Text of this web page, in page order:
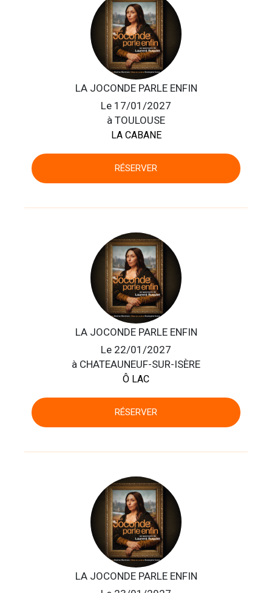
LA JOCONDE PARLE ENFIN
Le 17/01/2027
à TOULOUSE
LA CABANE
RÉSERVER
LA JOCONDE PARLE ENFIN
Le 22/01/2027
à CHATEAUNEUF-SUR-ISÈRE
Ô LAC
RÉSERVER
LA JOCONDE PARLE ENFIN